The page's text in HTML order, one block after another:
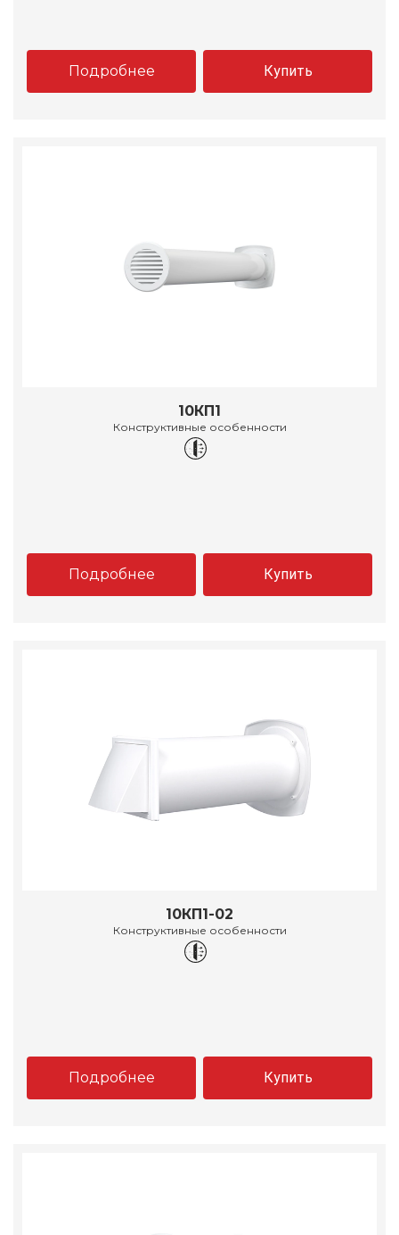
Подробнее Купить
10КП1
Конструктивные особенности
Подробнее Купить
10КП1-02
Конструктивные особенности
Подробнее Купить